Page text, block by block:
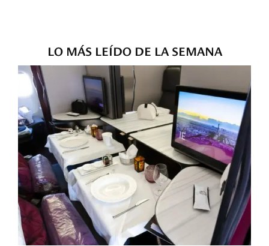
LO MÁS LEÍDO DE LA SEMANA